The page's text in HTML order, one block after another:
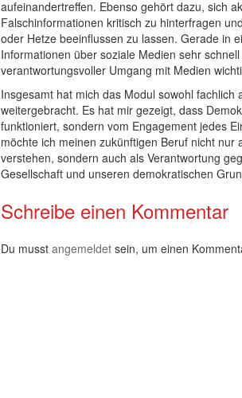
aufeinandertreffen. Ebenso gehört dazu, sich
Falschinformationen kritisch zu hinterfragen
oder Hetze beeinflussen zu lassen. Gerade in
Informationen über soziale Medien sehr
verantwortungsvoller Umgang mit Medien
Insgesamt hat mich das Modul sowohl fachlich
weitergebracht. Es hat mir gezeigt, dass
funktioniert, sondern vom Engagement jedes
möchte ich meinen zukünftigen Beruf nicht nur
verstehen, sondern auch als Verantwortung
Gesellschaft und unseren demokratischen
Schreibe einen Kommentar
Du musst angemeldet sein, um einen